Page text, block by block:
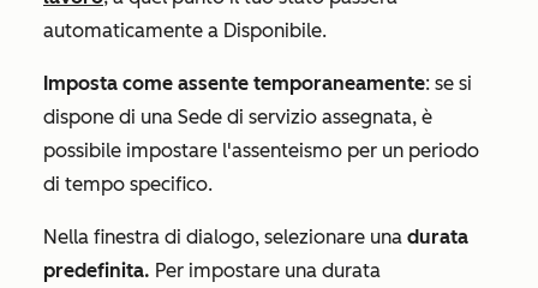
automaticamente a Disponibile.
Imposta come assente temporaneamente: se si
dispone di una Sede di servizio assegnata, è
possibile impostare l'assenteismo per un periodo
di tempo specifico.
Nella finestra di dialogo, selezionare una durata
predefinita. Per impostare una durata